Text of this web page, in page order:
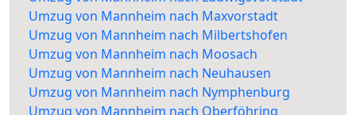
Umzug von Mannheim nach Maxvorstadt
Umzug von Mannheim nach Milbertshofen
Umzug von Mannheim nach Moosach
Umzug von Mannheim nach Neuhausen
Umzug von Mannheim nach Nymphenburg
Umzug von Mannheim nach Oberföhring